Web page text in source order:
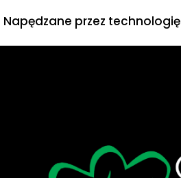
Napędzane przez technologię